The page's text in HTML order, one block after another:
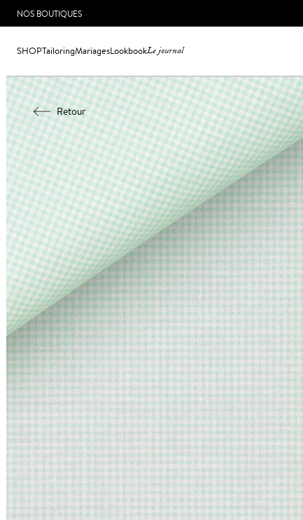
NOS BOUTIQUES
SHOPTailoringMariagesLookbookLe journal
Retour